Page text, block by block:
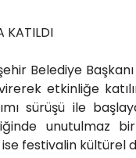
KATILDI
Belediye
etkinliğe
sürüşü ile
unutulmaz
festivalin kültürel